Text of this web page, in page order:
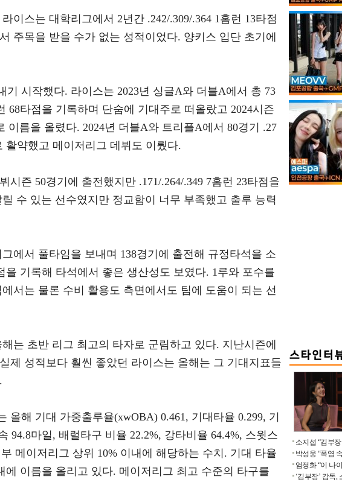
이스는 대학리그에서 2년간 .242/.309/.364 1홈런 13타점
주목을 받을 수가 없는 성적이었다. 양키스 입단 초기에
기 시작했다. 라이스는 2023년 싱글A와 더블A에서 총 73
68타점을 기록하며 단숨에 기대주로 떠올랐고 2024시즌
이름을 올렸다. 2024년 더블A와 트리플A에서 80경기 .27
활약했고 메이저리그 데뷔도 이뤘다.
시즌 50경기에 출전했지만 .171/.264/.349 7홈런 23타점을
수 있는 선수였지만 정교함이 너무 부족했고 출루 능력
에서 풀타임을 보내며 138경기에 출전해 규정타석을 소
을 기록해 타석에서 좋은 생산성도 보였다. 1루와 포수를
서는 물론 수비 활용도 측면에서도 팀에 도움이 되는 선
는 초반 리그 최고의 타자로 군림하고 있다. 지난시즌에
제 성적보다 훨씬 좋았던 라이스는 올해는 그 기대지표들
올해 기대 가중출루율(xwOBA) 0.461, 기대타율 0.299, 기
94.8마일, 배럴타구 비율 22.2%, 강타비율 64.4%, 스윗스
메이저리그 상위 10% 이내에 해당하는 수치. 기대 타율
에 이름을 올리고 있다. 메이저리그 최고 수준의 타구를
소지섭 “김부
박성웅 “폭염
엄정화 “이 나
‘김부장’ 감독,